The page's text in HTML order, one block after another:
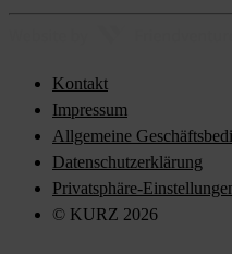
Kontakt
Impressum
Allgemeine
Datenschutzerklärung
Privatsphäre-
© KURZ 2026